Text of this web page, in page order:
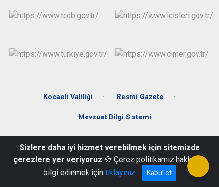
Kocaeli Valiliği Resmi Gazete
Mevzuat Bilgi Sistemi
0 262 412 92 71-0 262 413 10 09-0 262 413 52 26
Sizlere daha iyi hizmet verebilmek için sitemizde
çerezlere yer veriyoruz 🍪 Çerez politikamız hakkında
bilgi edinmek için tıklayınız Kabul et